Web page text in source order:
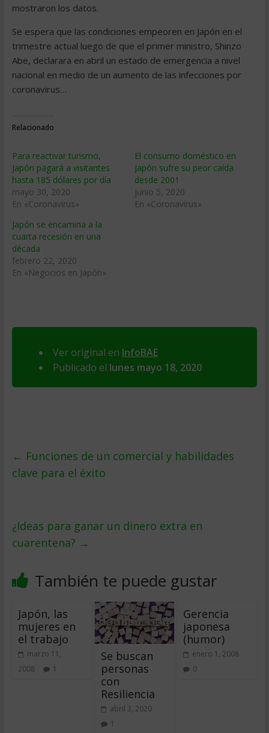
mostraron los datos.
Se espera que las condiciones empeoren en Japón en el
trimestre actual luego de que el primer ministro, Shinzo
Abe, declarara en abril un estado de emergencia a nivel
nacional en medio de un aumento de las infecciones por
coronavirus…
Relacionado
Para reactivar turismo,
Japón pagará a visitantes
hasta 185 dólares por día
mayo 30, 2020
En «Coronavirus»
El consumo doméstico en
Japón sufre su peor caída
desde 2001
junio 5, 2020
En «Coronavirus»
Japón se encamina a la
cuarta recesión en una
década
febrero 22, 2020
En «Negocios en Japón»
Ver original en InfoBAE
Publicado el lunes mayo 18, 2020
← Funciones de un comercial y habilidades
clave para el éxito
¿Ideas para ganar un dinero extra en
cuarentena? →
También te puede gustar
Japón, las
mujeres en
el trabajo
marzo 11,
2008
1
Se buscan
personas
con
Resiliencia
abril 3, 2020
1
Gerencia
japonesa
(humor)
enero 1, 2008
0